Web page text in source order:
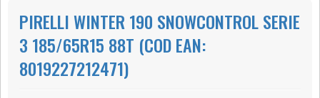
PIRELLI WINTER 190 SNOWCONTROL SERIE
3 185/65R15 88T (COD EAN:
8019227212471)